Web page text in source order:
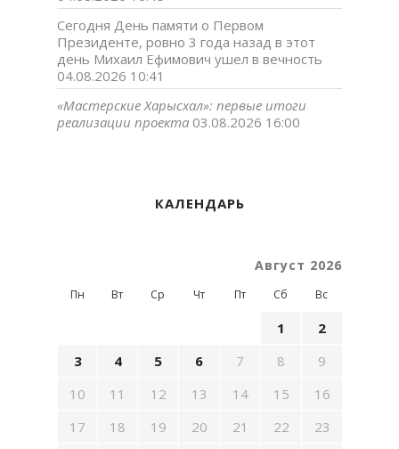
Сегодня День памяти о Первом
Президенте, ровно 3 года назад в этот
день Михаил Ефимович ушел в вечность
04.08.2026 10:41
«Мастерские Харысхал»: первые итоги
реализации проекта 03.08.2026 16:00
КАЛЕНДАРЬ
Август 2026
Пн Вт Ср Чт Пт Сб Вс
1
2
3
4 5 6 7 8
9
10
11 12 13 14 15
16
17
18 19 20 21 22
23